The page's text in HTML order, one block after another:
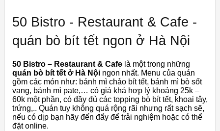
50 Bistro - Restaurant & Cafe -
quán bò bít tết ngon ở Hà Nội
50 Bistro – Restaurant & Cafe là một trong những
quán bò bít tết ở Hà Nội ngon nhất. Menu của quán
gồm các món như: bánh mì chảo bít tết, bánh mì bò sốt
vang, bánh mì pate,… có giá khá hợp lý khoảng 25k –
60k một phần, có đầy đủ các topping bò bít tết, khoai tây,
trứng,.. Quán tuy không quá rộng rãi nhưng rất sạch sẽ,
nếu có dịp bạn hãy đến đẩy để trải nghiệm hoặc có thể
đặt online.